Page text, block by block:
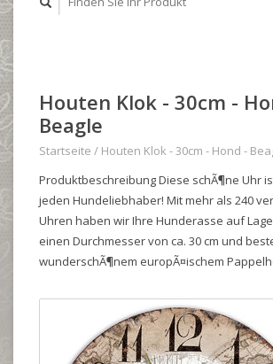
Houten Klok - 30cm -
Beagle
Startseite / Houten Klok - 30cm - Hond -
Produktbeschreibung Diese schÃ¶ne Uhr
jeden Hundeliebhaber! Mit mehr als 240
Uhren haben wir Ihre Hunderasse auf
einen Durchmesser von ca. 30 cm und
wunderschÃ¶nem europÃ¤ischem